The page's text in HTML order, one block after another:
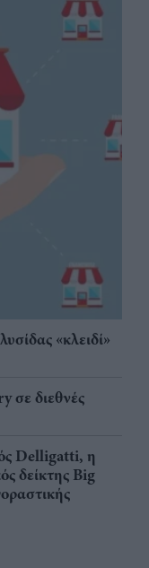
«κλειδί»
σε διεθνές
Delligatti, η
δείκτης Big